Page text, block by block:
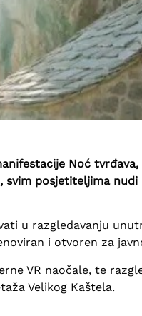
Noć
svim posjetiteljima
u razgledavanju
i otvoren za
VR naočale, te
Velikog Kaštela.